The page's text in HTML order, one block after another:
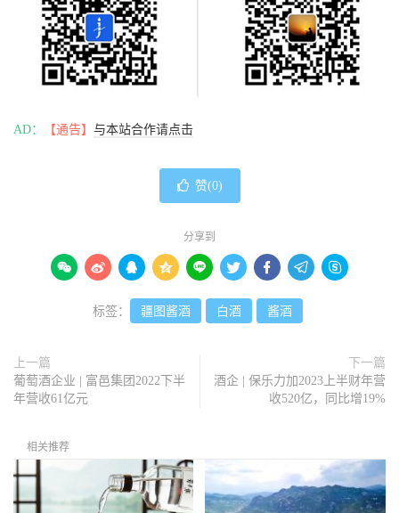
AD： 【通告】 与本站合作请点击
赞(0)
分享到
        
标签： 疆图酱酒 白酒 酱酒
上一篇
葡萄酒企业 | 富邑集团2022下半
年营收61亿元
下一篇
酒企 | 保乐力加2023上半财年营
收520亿，同比增19%
相关推荐